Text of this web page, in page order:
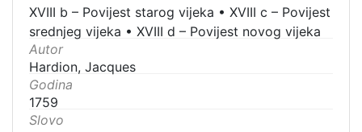
XVIII b – Povijest starog vijeka • XVIII c – Povijest
srednjeg vijeka • XVIII d – Povijest novog vijeka
Autor
Hardion, Jacques
Godina
1759
Slovo